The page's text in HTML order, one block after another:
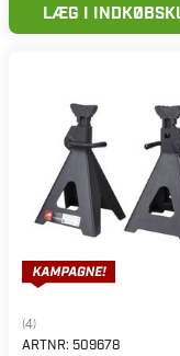
LÆG I
(4)
ARTNR: 509678